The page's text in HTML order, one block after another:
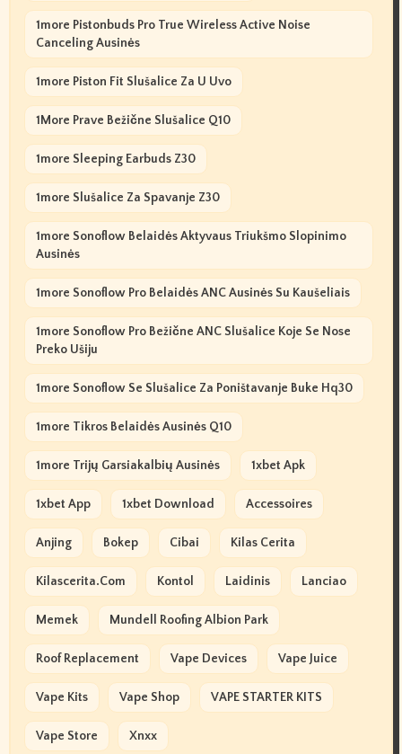
1more Pistonbuds Pro True Wireless Active Noise
Canceling Ausinės
1more Piston Fit Slušalice Za U Uvo
1More Prave Bežične Slušalice Q10
1more Sleeping Earbuds Z30
1more Slušalice Za Spavanje Z30
1more Sonoflow Belaidės Aktyvaus Triukšmo Slopinimo
Ausinės
1more Sonoflow Pro Belaidės ANC Ausinės Su Kaušeliais
1more Sonoflow Pro Bežične ANC Slušalice Koje Se Nose
Preko Ušiju
1more Sonoflow Se Slušalice Za Poništavanje Buke Hq30
1more Tikros Belaidės Ausinės Q10
1more Trijų Garsiakalbių Ausinės 1xbet Apk
1xbet App 1xbet Download Accessoires
Anjing Bokep Cibai Kilas Cerita
Kilascerita.com Kontol Laidinis Lanciao
Memek Mundell Roofing Albion Park
Roof Replacement Vape Devices Vape Juice
Vape Kits Vape Shop VAPE STARTER KITS
Vape Store Xnxx